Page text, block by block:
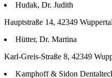
Hudak, Dr. Judith
Hauptstraße 14, 42349 Wuppertal
Hütter, Dr. Martina
Karl-Greis-Straße 8, 42349
Kamphoff & Sidon